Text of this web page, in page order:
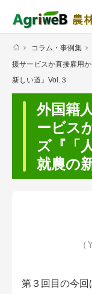
プ
コラム・事例集
援サービスか直接雇用
新しい道』Vol.３
外国籍
ービス
ズ『「
就農の
第３回目の今回